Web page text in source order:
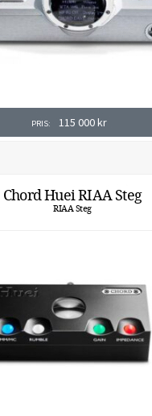
PRIS: 115 000kr
Chord Huei RIAA Steg
RIAA Steg